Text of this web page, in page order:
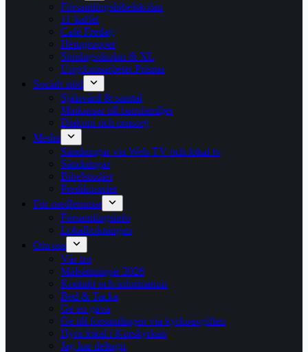
Församlingsbibelskolan
11-kaffet
Café Fredag
Hemgrupper
Söndagsskolan & XL
Ungdomsarbetet Prisma
Socialt stöd
Själavård & samtal
Matkassar till barnfamiljer
Diakoni och omsorg
Media
Sändningar via Web-TV och lokal tv
Sändningar
Bibelstudier
Predikoserier
För medlemmar
Församlingsinfo
Lokalbokningen
Om oss
Vår tro
Målsättningar 2026
Kontakt och information
Bed & Tacka
Ge en gåva
Ge till församlingen via kyrkoavgiften
Hyra lokal i Korskyrkan
Jag har deltagit